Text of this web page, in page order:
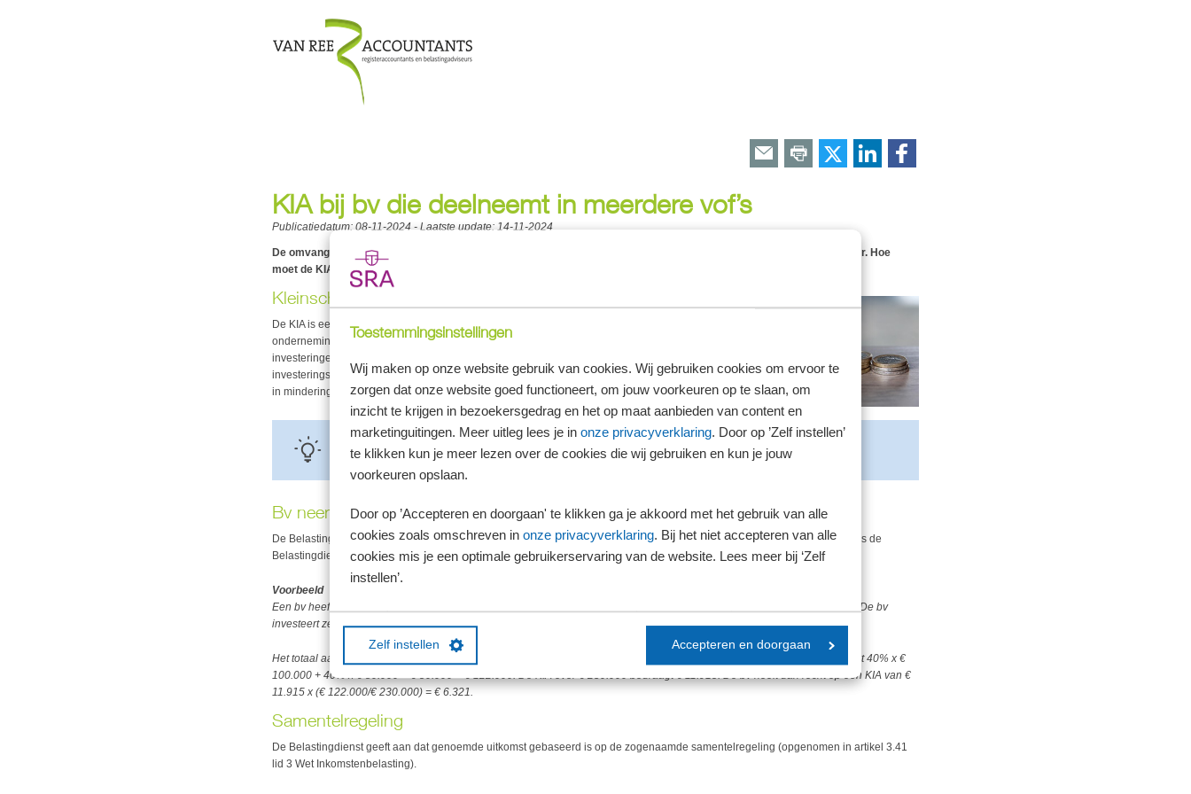
Toestemmingsinstellingen
Wij maken op onze website gebruik van cookies. Wij gebruiken cookies om ervoor te
zorgen dat onze website goed functioneert, om jouw voorkeuren op te slaan, om
inzicht te krijgen in bezoekersgedrag en het op maat aanbieden van content en
marketinguitingen. Meer uitleg lees je in onze privacyverklaring. Door op ’Zelf instellen’
te klikken kun je meer lezen over de cookies die wij gebruiken en kun je jouw
voorkeuren opslaan.
Door op ’Accepteren en doorgaan' te klikken ga je akkoord met het gebruik van alle
cookies zoals omschreven in onze privacyverklaring. Bij het niet accepteren van alle
cookies mis je een optimale gebruikerservaring van de website. Lees meer bij ‘Zelf
instellen’.
Zelf instellen Accepteren en doorgaan
KIA bij bv die deelneemt in meerdere vof’s
Publicatiedatum:08-11-2024 - Laatste update:14-11-2024
De omvang van de kleinschaligheidsinvesteringsaftrek (KIA) is afhankelijk van het totaal aan investeringen in een jaar. Hoe
moet de KIA worden berekend bij een bv die deelneemt in meerdere vof’s?
Kleinschaligheidsinvesteringsaftrek (KIA)
De KIA is een fiscale tegemoetkoming bedoeld om investeringen door met name kleinere
ondernemingen te bevorderen. De KIA bestaat uit een percentage van het bedrag aan
investeringen. Dit percentage neemt bij een bepaald bedrag aan investeringen af. Boven een
investeringsbedrag van € 387.850 (2024) bedraagt het percentage nul. De KIA kan op de winst
in mindering worden gebracht, waardoor minder belasting hoeft te worden betaald.
Meer informatie over de KIA vindt uhier.
Bv neemt deel in vof’s
De Belastingdienst heeft aangegeven hoe de KIA moet worden berekend als een bv deelneemt in meerdere vof’s. Daarbij is de
Belastingdienst ervan uitgegaan dat de vof’s in het jaar investeren, maar dat de bv daarnaast ook zelf investeert.
Voorbeeld
Een bv heeft een belang van 40% in twee vof’s. De ene vof investeert in het jaar voor € 100.000, de andere voor € 80.000. De bv
investeert zelf voor € 50.000.
Het totaal aan investeringen bedraagt € 100.000 + € 80.000 + € 50.000 = € 230.000. Het aandeel van de bv hierin bedraagt 40% x €
100.000 + 40% x € 80.000 + € 50.000 = € 122.000. De KIA over € 230.000 bedraagt € 11.915. De bv heeft dan recht op een KIA van €
11.915 x (€ 122.000/€ 230.000) = € 6.321.
Samentelregeling
De Belastingdienst geeft aan dat genoemde uitkomst gebaseerd is op de zogenaamde samentelregeling (opgenomen in artikel 3.41
lid 3 Wet Inkomstenbelasting).